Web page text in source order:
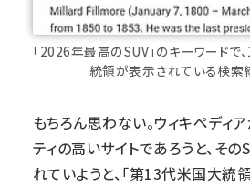
「2026年最高のSUV」のキーワード
統領が表示されている検索
もちろん思わない。ウィキペディ
ティの高いサイトであろうと、そ
れていようと、「第13代米国大統